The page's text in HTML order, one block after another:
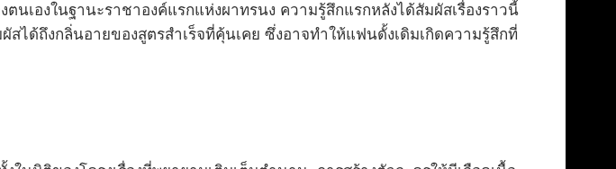
เองในฐานะราชาองค์แรกแห่งผาทรนง ความรู้สึกแรกหลังได้สัมผัสเรื่องราวนี้
ด้ถึงกลิ่นอายของสูตรสำเร็จที่คุ้นเคย ซึ่งอาจทำให้แฟนดั้งเดิมเกิดความรู้สึกที่